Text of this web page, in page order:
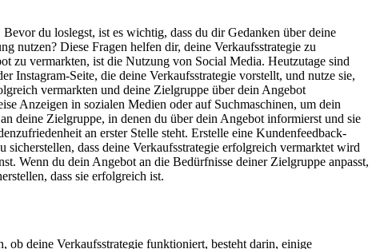
du loslegst, ist es wichtig, dass du dir Gedanken über deine
nutzen? Diese Fragen helfen dir, deine Verkaufsstrategie zu
zu vermarkten, ist die Nutzung von Social Media. Heutzutage sind
Instagram-Seite, die deine Verkaufsstrategie vorstellt, und nutze sie,
vermarkten und deine Zielgruppe über dein Angebot
Anzeigen in sozialen Medien oder auf Suchmaschinen, um dein
deine Zielgruppe, in denen du über dein Angebot informierst und sie
an erster Stelle steht. Erstelle eine Kundenfeedback-
dass deine Verkaufsstrategie erfolgreich vermarktet wird
Wenn du dein Angebot an die Bedürfnisse deiner Zielgruppe anpasst,
dass sie erfolgreich ist.
ob deine Verkaufsstrategie funktioniert, besteht darin, einige